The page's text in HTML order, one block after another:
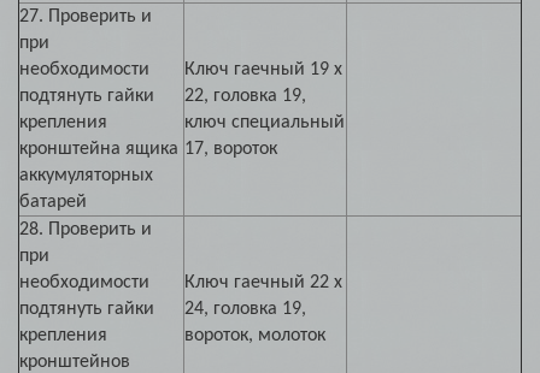
27. Проверить и
при
необходимости
подтянуть гайки
крепления
кронштейна ящика
аккумуляторных
батарей
Ключ гаечный 19 х
22, головка 19,
ключ специальный
17, вороток
28. Проверить и
при
необходимости
подтянуть гайки
крепления
кронштейнов
Ключ гаечный 22 х
24, головка 19,
вороток, молоток